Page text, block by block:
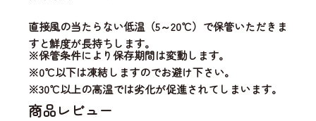
直接風の当たらない低温（5～20℃）で保管いただきま
すと鮮度が長持ちします。
※保管条件により保存期間は変動します。
※0℃以下は凍結しますのでお避け下さい。
※30℃以上の高温では劣化が促進されてしまいます。
商品レビュー